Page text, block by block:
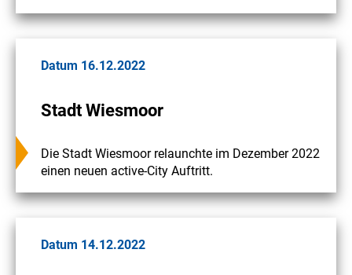
Stadt Wiesmoor
Datum 16.12.2022
Die Stadt Wiesmoor relaunchte im Dezember 2022
einen neuen active-City Auftritt.
Datum 14.12.2022